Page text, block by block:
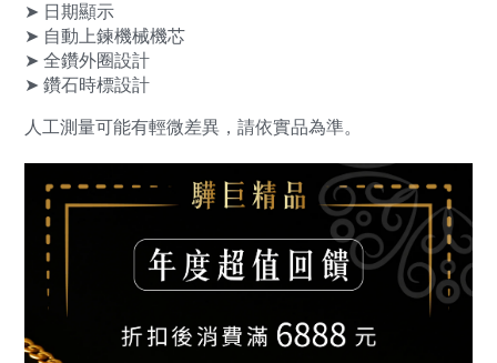
➤ 日期顯示
➤ 自動上鍊機械機芯
➤ 全鑽外圈設計
➤ 鑽石時標設計
人工測量可能有輕微差異，請依實品為準。